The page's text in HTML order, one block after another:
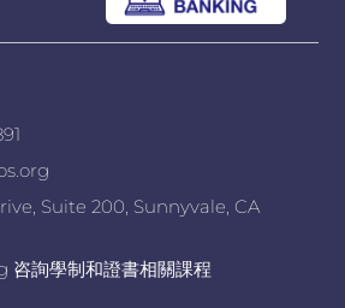
Suite 200, Sunnyvale, CA
咨詢學制和證書相關課程